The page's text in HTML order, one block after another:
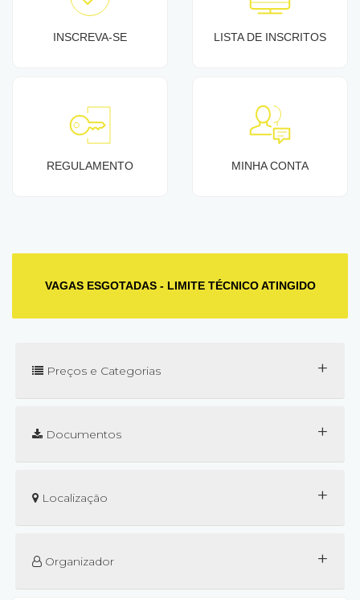
INSCREVA-SE LISTA DE INSCRITOS
REGULAMENTO MINHA CONTA
VAGAS ESGOTADAS - LIMITE TÉCNICO ATINGIDO
Preços e Categorias +
Documentos +
Localização +
Organizador +